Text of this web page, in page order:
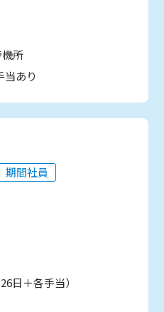
所
当あり
期間社員
日＋各手当）